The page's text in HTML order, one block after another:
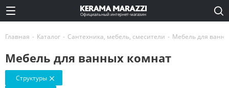
Официальный интернет-магазин
Главная - Каталог - Сантехника, мебель, смесители - Мебель для
Мебель для ванных комнат
Структуры